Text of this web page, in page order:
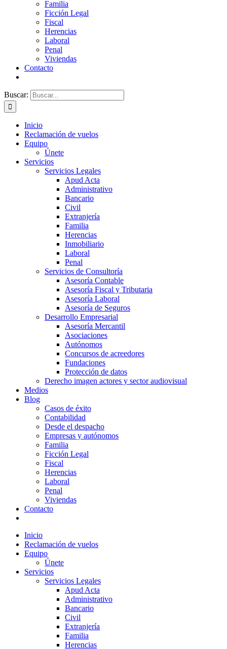
Familia
Ficción Legal
Fiscal
Herencias
Laboral
Penal
Viviendas
Contacto
Buscar:
Inicio
Reclamación de vuelos
Equipo
Únete
Servicios
Servicios Legales
Apud Acta
Administrativo
Bancario
Civil
Extranjería
Familia
Herencias
Inmobiliario
Laboral
Penal
Servicios de Consultoría
Asesoría Contable
Asesoría Fiscal y Tributaria
Asesoría Laboral
Asesoría de Seguros
Desarrollo Empresarial
Asesoría Mercantil
Asociaciones
Autónomos
Concursos de acreedores
Fundaciones
Protección de datos
Derecho imagen actores y sector audiovisual
Medios
Blog
Casos de éxito
Contabilidad
Desde el despacho
Empresas y autónomos
Familia
Ficción Legal
Fiscal
Herencias
Laboral
Penal
Viviendas
Contacto
Inicio
Reclamación de vuelos
Equipo
Únete
Servicios
Servicios Legales
Apud Acta
Administrativo
Bancario
Civil
Extranjería
Familia
Herencias